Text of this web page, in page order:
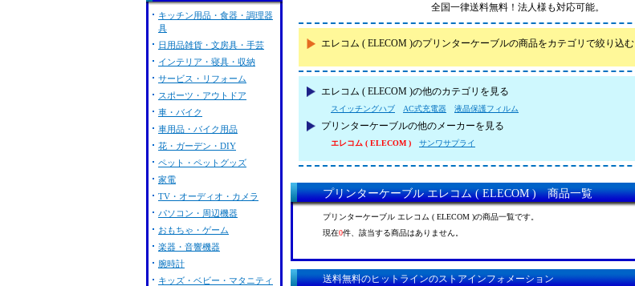
全国一律送料無料！法人様も対応可能。
エレコム ( ELECOM )のプリンターケーブルの商品をカテゴリで絞り込む
エレコム ( ELECOM )の他のカテゴリを見る
スイッチングハブ AC式充電器 液晶保護フィルム
プリンターケーブルの他のメーカーを見る
エレコム ( ELECOM ) サンワサプライ
プリンターケーブル エレコム ( ELECOM ) 商品一覧
プリンターケーブル エレコム ( ELECOM )の商品一覧です。
現在0件、該当する商品はありません。
送料無料のヒットラインのストアインフォメーション
キッチン用品・食器・調理器
具
日用品雑貨・文房具・手芸
インテリア・寝具・収納
サービス・リフォーム
スポーツ・アウトドア
車・バイク
車用品・バイク用品
花・ガーデン・DIY
ペット・ペットグッズ
家電
TV・オーディオ・カメラ
パソコン・周辺機器
おもちゃ・ゲーム
楽器・音響機器
腕時計
キッズ・ベビー・マタニティ